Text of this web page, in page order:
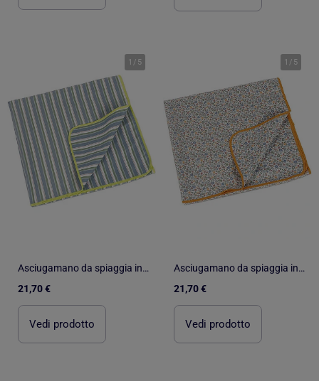
1 / 5
Asciugamano da spiaggia in microfibra spf 50+ | Walking Mum
21,70 €
Vedi prodotto
1 / 5
Asciugamano da spiaggia in microfibra spf 50+ | Walking Mum
21,70 €
Vedi prodotto